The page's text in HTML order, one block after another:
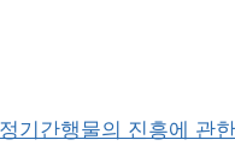
기간행물의 진흥에 관